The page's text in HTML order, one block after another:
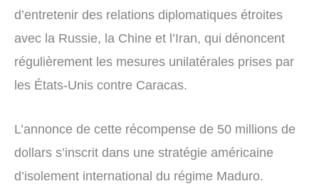
d’entretenir des relations diplomatiques étroites
avec la Russie, la Chine et l’Iran, qui dénoncent
régulièrement les mesures unilatérales prises par
les États-Unis contre Caracas.
L’annonce de cette récompense de 50 millions de
dollars s’inscrit dans une stratégie américaine
d’isolement international du régime Maduro.